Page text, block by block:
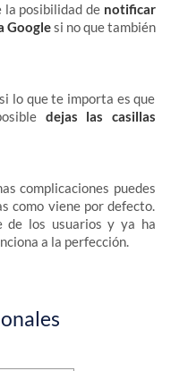
la posibilidad de notificar
Googlesi no que también
lo que te importa es que
dejas las casillas
complicaciones puedes
como viene por defecto.
de los usuarios y ya ha
a la perfección.